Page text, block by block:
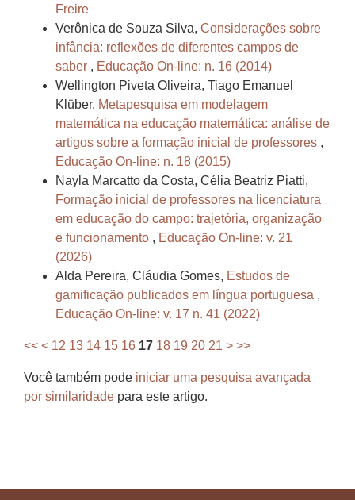
Freire
Verônica de Souza Silva, Considerações sobre
infância: reflexões de diferentes campos de
saber , Educação On-line: n. 16 (2014)
Wellington Piveta Oliveira, Tiago Emanuel
Klüber, Metapesquisa em modelagem
matemática na educação matemática: análise de
artigos sobre a formação inicial de professores ,
Educação On-line: n. 18 (2015)
Nayla Marcatto da Costa, Célia Beatriz Piatti,
Formação inicial de professores na licenciatura
em educação do campo: trajetória, organização
e funcionamento , Educação On-line: v. 21
(2026)
Alda Pereira, Cláudia Gomes, Estudos de
gamificação publicados em língua portuguesa ,
Educação On-line: v. 17 n. 41 (2022)
<< < 12 13 14 15 16 17 18 19 20 21 > >>
Você também pode iniciar uma pesquisa avançada
por similaridade para este artigo.